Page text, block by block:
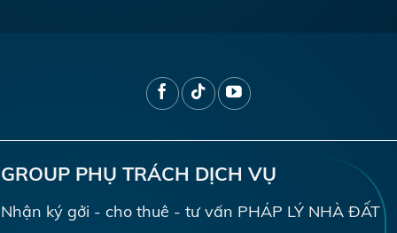
GROUP PHỤ TRÁCH DỊCH VỤ
Nhận ký gởi - cho thuê - tư vấn PHÁP LÝ NHÀ ĐẤT